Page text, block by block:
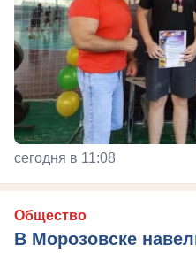
сегодня в 11:08
Общество
В Морозовске